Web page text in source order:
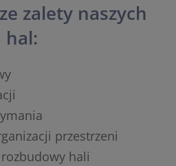
zalety naszych
hal:
przestrzeni
hali